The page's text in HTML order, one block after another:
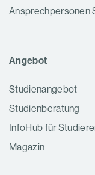
Ansprechpersonen
Angebot
Studienangebot
Studien­beratung
InfoHub für
Magazin